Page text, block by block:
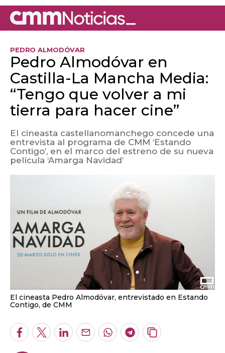
PEDRO ALMODÓVAR
Pedro Almodóvar en
Castilla-La Mancha Media:
“Tengo que volver a mi
tierra para hacer cine”
El cineasta castellanomanchego concede una
entrevista al programa de CMM ‘Estando
Contigo’, en el marco del estreno de su nueva
película ‘Amarga Navidad’
El cineasta Pedro Almodóvar, entrevistado en Estando
Contigo, de CMM
Facebook
TwitterLinkedInEnviarWhatsapp
Telegram
Copiar